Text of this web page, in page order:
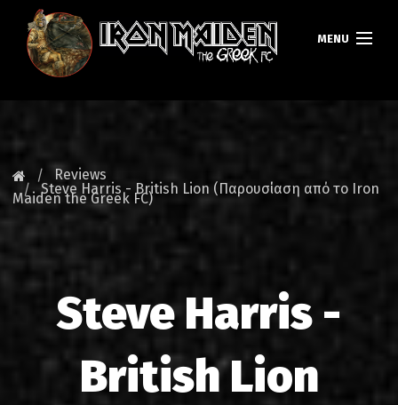
MENU
FAN CLUB
MAIDEN GREECE
DATABASE
GALLERY
Reviews
Steve Harris - British Lion (Παρουσίαση από το Iron
Maiden the Greek FC)
Steve Harris -
British Lion